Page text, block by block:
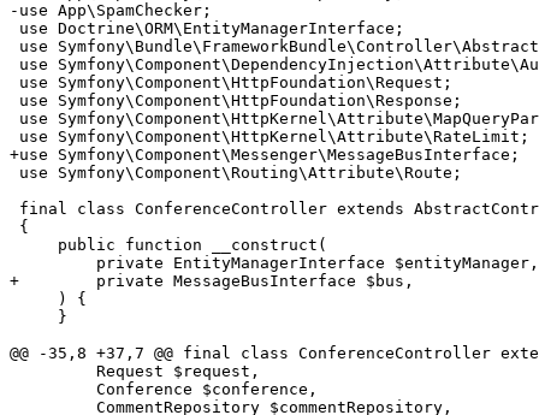
-use App\SpamChecker;
use Doctrine\ORM\EntityManagerInterface;
use
use
use Symfony\Component\HttpFoundation\Request;
use Symfony\Component\HttpFoundation\Response;
use
+use Symfony\Component\Messenger\MessageBusInterface;
use Symfony\Component\Routing\Attribute\Route;
final class ConferenceController extends
{
     public function __construct(
+        private MessageBusInterface $bus,
     ) {
     }
@@ -35,8 +37,7 @@ final class ConferenceController
         Request $request,
         Conference $conference,